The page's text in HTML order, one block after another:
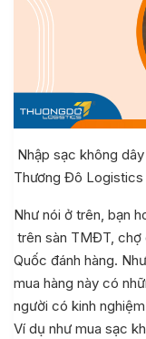
Nhập sạc không
Thương Đô Logistics
Như nói ở trên, bạn
trên sàn TMĐT, chợ
Quốc đánh hàng.
mua hàng này có
người có kinh
Ví dụ như mua sạc